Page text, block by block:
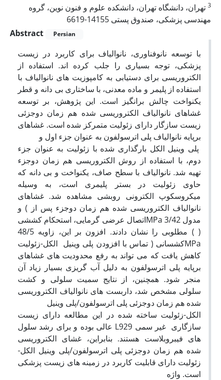
3 تهران، دانشگاه تهران، دانشکده علوم و فنون نوین، گروه
مهندسی پزشکی، صندوق پستی 14155-6619
Abstract
Persian
با توسعه نانوفناوری، نانوالیاف برای کاربرد در زیست
پزشکی، توجه بسیاری را جلب کرده اند. استفاده از
الکتروریسی برای دستیابی به کامپوزیت های نانوالیاف با
استفاده از پلیمر و ماده معدنی، با ساختاری بی دانه و قطر
یکنواخت چالش برانگیز است. این پژوهش، بر توسعه
غشاهای نانوالیاف الکتروریسی شده هم زمان دوجزئی
زیست سازگار دارای زئولیت متمرکز شده است. غشاهای
برپایه نانوالیاف پلی اترسولفون به عنوان جزء اول و
پلی وینیل الکل بارگذاری شده با زئولیت به عنوان جزء
دوم، با استفاده از روش الکتروریسی هم زمان دوجزء
تهیه شد. نانوالیاف با سطح صاف، یکنواخت و بی دانه که
حاوی زئولیت در بستر پلیمری است، به وسیله
میکروسکوپ الکترونی روبشی مشاهده شد. غشاهای
نانوالیاف الکتروریسی شده هم زمان دوجزء پس از ) و
مدول 3/42 MPaاتصال عرضی گرمایی، استحکام کششی
( ) مطلوبی را نشان دادند. افزون بر این، زاویه 48/5
MPaکشسانی ( تماس با افزودن پلی وینیل الکل-زئولیت
کاهش یافت که می تواند به رفع محدودیت های غشاهای
برپایه پلی اترسولفون به دلیل آب گریزی بسیار زیاد آن
منجر شود. همچنین، از نتایج سمیت سلولی و کشت
سلولی مشخص شد، داربست های نانوالیاف الکتروریسی
شده هم زمان دوجزئی پلی اترسولفون/پلی وینیل
الکل-زئولیت ساخته شده در این مطالعه دارای زیست
سازگاری غیر سمی L929 عالی بوده و برای رشد سلول
های فیبروبلاست هستند. بنابراین، غشای الکتروریسی
شده هم زمان دوجزئی پلی اترسولفون/پلی وینیل الکل-
زئولیت دارای قابلیت کاربرد در زمینه های زیست پزشکی
است. واژه